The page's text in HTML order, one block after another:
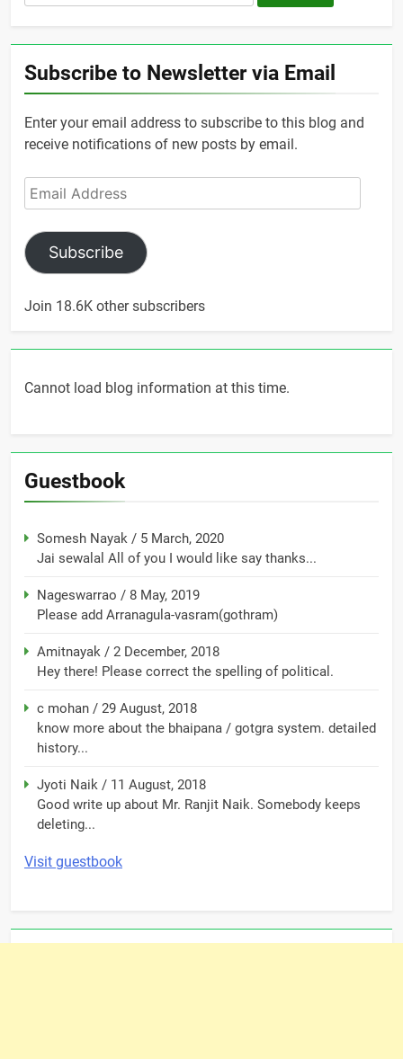
for:
Subscribe to Newsletter via Email
Enter your email address to subscribe to this blog and
receive notifications of new posts by email.
Email
Address
Subscribe
Join 18.6K other subscribers
Cannot load blog information at this time.
Guestbook
Somesh Nayak / 5 March, 2020
Jai sewalal All of you I would like say thanks...
Nageswarrao / 8 May, 2019
Please add Arranagula-vasram(gothram)
Amitnayak / 2 December, 2018
Hey there! Please correct the spelling of political.
c mohan / 29 August, 2018
know more about the bhaipana / gotgra system. detailed
history...
Jyoti Naik / 11 August, 2018
Good write up about Mr. Ranjit Naik. Somebody keeps
deleting...
Visit guestbook